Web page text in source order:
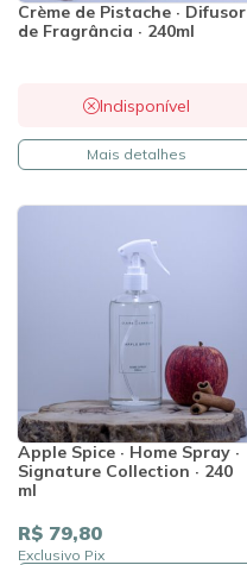
Crème de Pistache · Difusor
de Fragrância · 240ml
Indisponível
Mais detalhes
Apple Spice · Home Spray ·
Signature Collection · 240
ml
R$ 79,80
Exclusivo Pix